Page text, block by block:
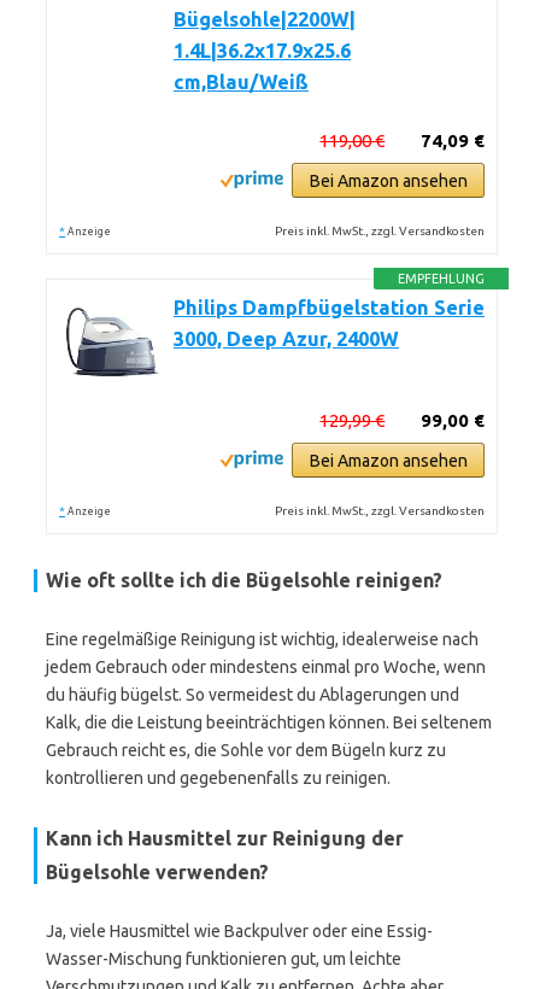
Bügelsohle|2200W|
1.4L|36.2x17.9x25.6
cm,Blau/Weiß
74,09 €
119,00 €
Bei Amazon ansehen
* Anzeige Preis inkl. MwSt., zzgl. Versandkosten
EMPFEHLUNG
Philips Dampfbügelstation Serie
3000, Deep Azur, 2400W
99,00 €
129,99 €
Bei Amazon ansehen
* Anzeige Preis inkl. MwSt., zzgl. Versandkosten
Wie oft sollte ich die Bügelsohle reinigen?
Eine regelmäßige Reinigung ist wichtig, idealerweise nach
jedem Gebrauch oder mindestens einmal pro Woche, wenn
du häufig bügelst. So vermeidest du Ablagerungen und
Kalk, die die Leistung beeinträchtigen können. Bei seltenem
Gebrauch reicht es, die Sohle vor dem Bügeln kurz zu
kontrollieren und gegebenenfalls zu reinigen.
Kann ich Hausmittel zur Reinigung der
Bügelsohle verwenden?
Ja, viele Hausmittel wie Backpulver oder eine Essig-
Wasser-Mischung funktionieren gut, um leichte